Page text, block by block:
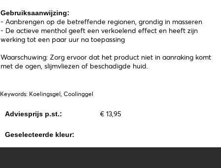
Gebruiksaanwijzing:
- Aanbrengen op de betreffende regionen, grondig in masseren
- De actieve menthol geeft een verkoelend effect en heeft zijn
werking tot een paar uur na toepassing
Waarschuwing: Zorg ervoor dat het product niet in aanraking komt
met de ogen, slijmvliezen of beschadigde huid.
Keywords: Koelingsgel, Coolinggel
Adviesprijs p.st.: € 13,95
Geselecteerde kleur: